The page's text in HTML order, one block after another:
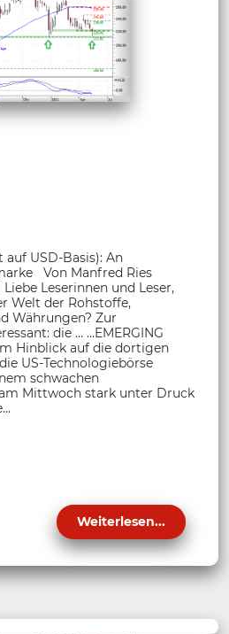
USD-Basis): An
Von Manfred Ries
Liebe Leserinnen und Leser,
Welt der Rohstoffe,
Währungen? Zur
die … …EMERGING
Hinblick auf die dortigen
US-Technologiebörse
schwachen
Mittwoch stark unter Druck
Weiterlesen...